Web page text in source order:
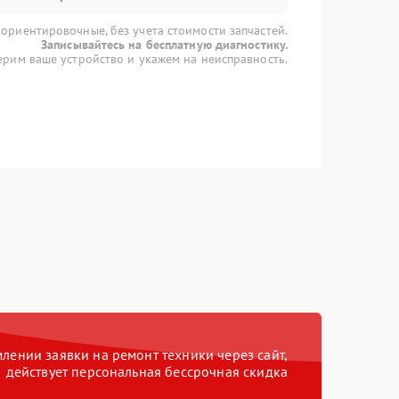
без учета стоимости запчастей.
Записывайтесь на бесплатную диагностику.
ваше устройство и укажем на неисправность.
заявки на ремонт техники через сайт,
действует персональная бессрочная скидка